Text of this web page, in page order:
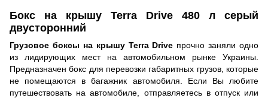
Бокс на крышу Terra Drive 480 л серый
двусторонний
Грузовое боксы на крышу Terra Drive прочно заняли одно
из лидирующих мест на автомобильном рынке Украины.
Предназначен бокс для перевозки габаритных грузов, которые
не помещаются в багажник автомобиля. Если Вы любите
путешествовать на автомобиле, отправляетесь в отпуск или